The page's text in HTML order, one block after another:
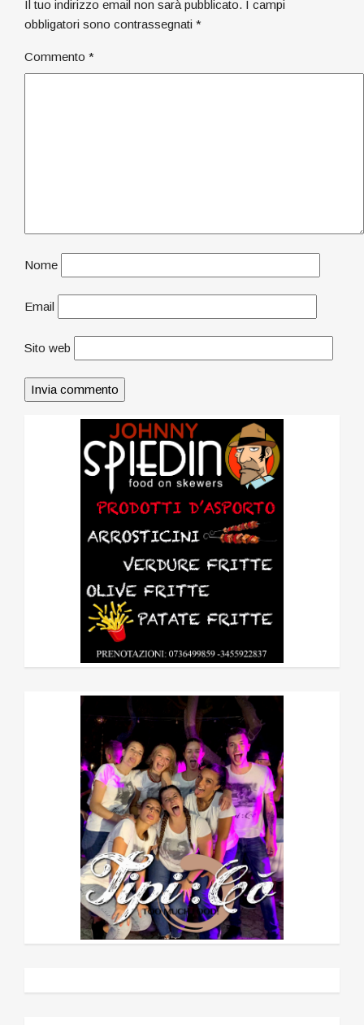
Il tuo indirizzo email non sarà pubblicato. I campi
obbligatori sono contrassegnati *
Commento *
Nome
Email
Sito web